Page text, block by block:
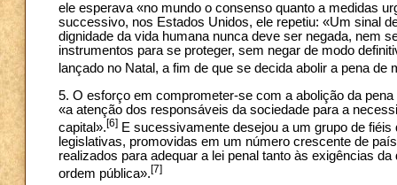
ele esperava «no mundo o consenso quanto a medidas
successivo, nos Estados Unidos, ele repetiu: «Um sinal
dignidade da vida humana nunca deve ser negada, nem
instrumentos para se proteger, sem negar de modo
lançado no Natal, a fim de que se decida abolir a pena de
5. O esforço em comprometer-se com a abolição da
«a atenção dos responsáveis da sociedade para a
capital».[6] E sucessivamente desejou a um grupo de
legislativas, promovidas em um número crescente de
realizados para adequar a lei penal tanto às exigências
ordem pública».[7]